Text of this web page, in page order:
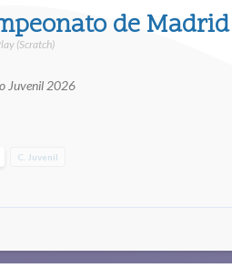
de Madrid
(Scratch)
Juvenil 2026
C. Juvenil